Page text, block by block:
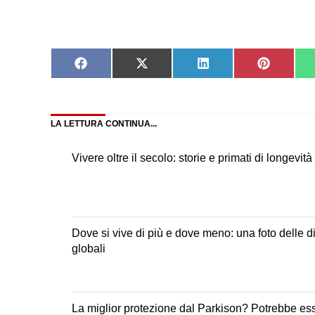
Share
on
Share
on
Share
on
Share
on
LA LETTURA CONTINUA...
Vivere oltre il secolo: storie e primati di longevità
Dove si vive di più e dove meno: una foto delle
globali
La miglior protezione dal Parkison? Potrebbe